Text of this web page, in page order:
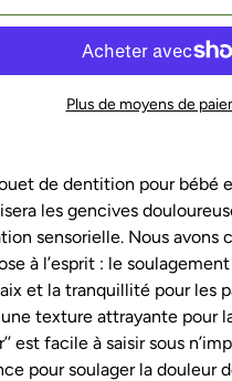
Plus de moyens de
de dentition pour bébé
les gencives
sensorielle. Nous
à l’esprit : le
et la tranquillité pour les
texture attrayante pour
est facile à saisir sous
pour soulager la douleur